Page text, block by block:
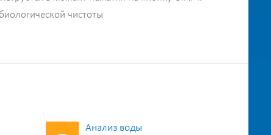
чистоты
Анализ воды